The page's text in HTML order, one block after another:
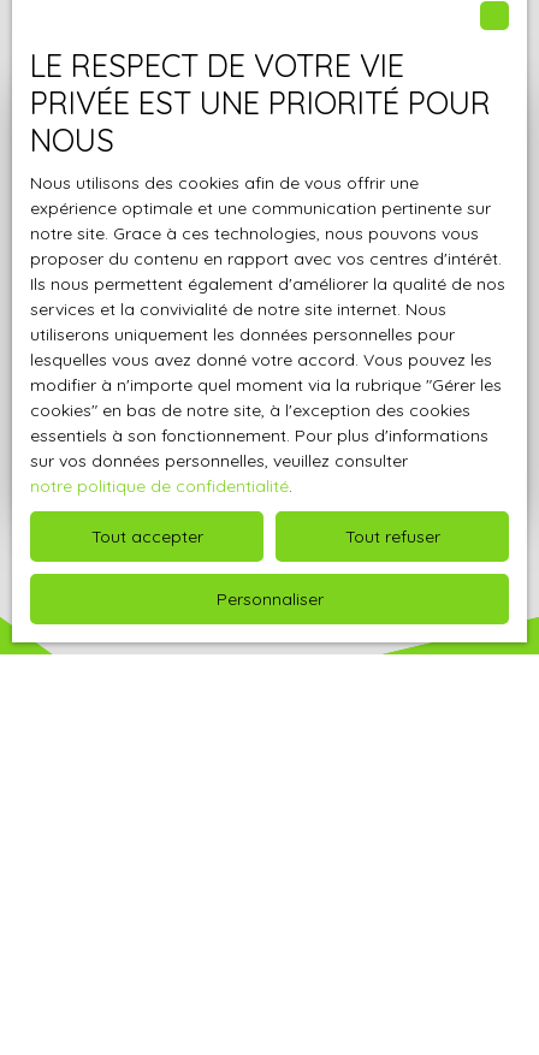
Demandez votre
évaluation offerte par
Pro immo
Spécialistes de la région, nous vous offrons votre
estimation en ligne ou à domicile. Demandez donc
votre évaluation sans plus attendre !
Adresse de votre bien
Estimer mon bien
LE RESPECT DE VOTRE VIE
PRIVÉE EST UNE PRIORITÉ POUR
NOUS
Nous utilisons des cookies afin de vous offrir une
expérience optimale et une communication pertinente sur
notre site. Grace à ces technologies, nous pouvons vous
proposer du contenu en rapport avec vos centres d'intérêt.
Ils nous permettent également d'améliorer la qualité de nos
services et la convivialité de notre site internet. Nous
utiliserons uniquement les données personnelles pour
lesquelles vous avez donné votre accord. Vous pouvez les
modifier à n'importe quel moment via la rubrique ″Gérer les
cookies″ en bas de notre site, à l'exception des cookies
essentiels à son fonctionnement. Pour plus d'informations
sur vos données personnelles, veuillez consulter
notre politique de confidentialité.
Tout accepter Tout refuser
Personnaliser